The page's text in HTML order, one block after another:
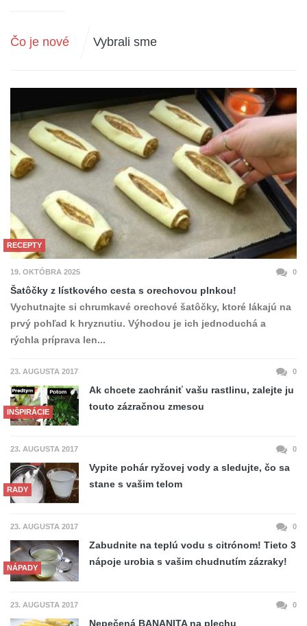
Čo je nové Vybrali sme
RECEPTY
19. OKTÓBRA 2025 0
Šatôčky z lístkového cesta s orechovou plnkou!
Vychutnajte si chrumkavé orechové šatôčky, ktoré lákajú na
prvý pohľad k hryznutiu. Výhodou je ich jednoduchá a
rýchla príprava len...
23. AUGUSTA 2017 0
INŠPIRÁCIE
Ak chcete zachrániť vašu rastlinu, zalejte ju
touto zázračnou zmesou
23. AUGUSTA 2017 0
RADY
Vypite pohár ryžovej vody a sledujte, čo sa
stane s vašim telom
23. AUGUSTA 2017 0
NÁPADY
Zabudnite na teplú vodu s citrónom! Tieto 3
nápoje urobia s vašim chudnutím zázraky!
23. AUGUSTA 2017 0
Nepečená BANANITA na plechu